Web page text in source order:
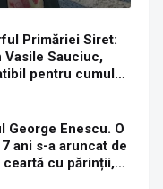
canonică
Primăriei Siret:
Vasile Sauciuc,
pentru cumul
George Enescu. O
ani s-a aruncat de
ceartă cu părinții,
de alcool în